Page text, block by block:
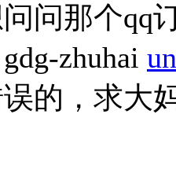
问那个qq
zhuhai
的，求大